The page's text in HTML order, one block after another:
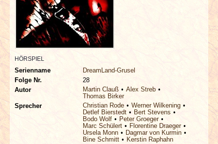
INTERVIEWS
SPECIALS
REDAKTION
LINKS
ARCHIV
HÖRSPIEL
Serienname
DreamLand-Grusel
Folge Nr.
28
Autor
Martin Clauß
Alex Streb
Thomas Birker
Sprecher
Christian Rode
Werner Wilkening
Detlef Bierstedt
Bert Stevens
Bodo Wolf
Peter Groeger
Marc Schülert
Florentine Draeger
Ursela Monn
Dagmar von Kurmin
Bine Schmitt
Kerstin Raphahn